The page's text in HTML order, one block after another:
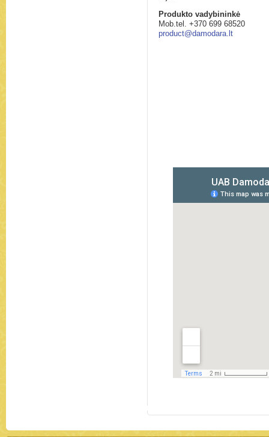
Produkto vadybininkė
Mob.tel. +370 699
product@damodara.lt